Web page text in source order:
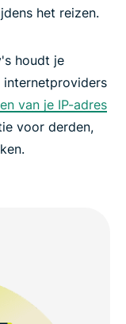
het reizen.
houdt je
van je IP-adres
voor derden,